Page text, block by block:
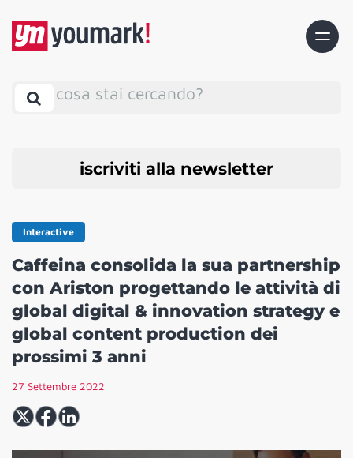
cosa stai cercando?
iscriviti alla newsletter
Interactive
Caffeina consolida la sua partnership
con Ariston progettando le attività di
global digital & innovation strategy e
global content production dei
prossimi 3 anni
27 Settembre 2022